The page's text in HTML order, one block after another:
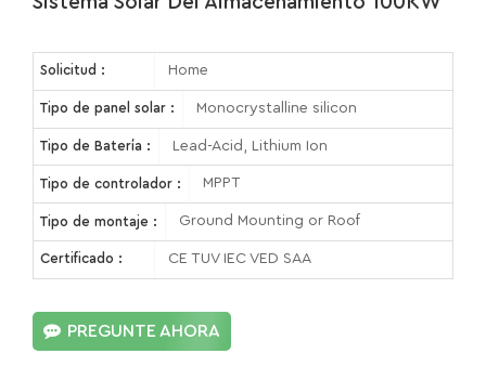
Solicitud : Home
Tipo de panel solar : Monocrystalline silicon
Tipo de Batería : Lead-Acid, Lithium Ion
Tipo de controlador : MPPT
Tipo de montaje : Ground Mounting or Roof
Certificado : CE TUV IEC VED SAA
PREGUNTE AHORA